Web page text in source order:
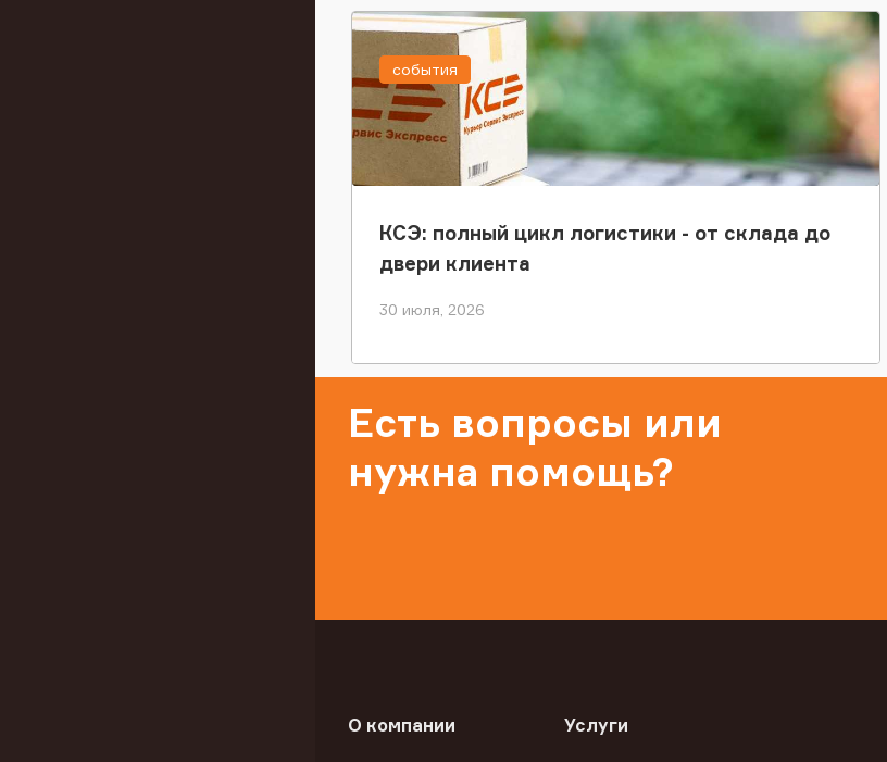
КСЭ: полный цикл логистики - от склада до
двери клиента
30 июля, 2026
события
Есть вопросы или
нужна помощь?
О компании Услуги